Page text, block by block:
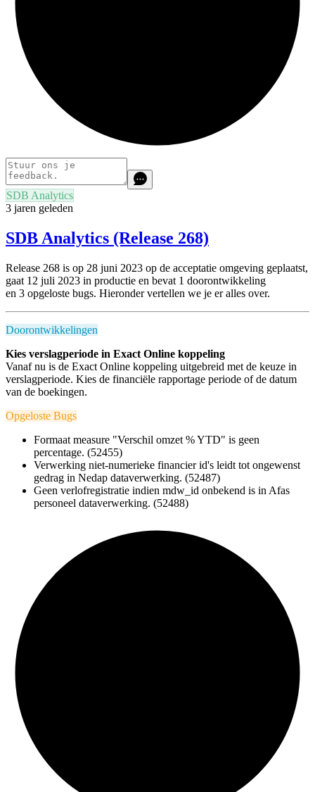
SDB Analytics
3 jaren geleden
SDB Analytics (Release 268)
Release 268 is op 28 juni 2023 op de acceptatie omgeving geplaatst,
gaat 12 juli 2023 in productie en bevat 1 doorontwikkeling
en 3 opgeloste bugs. Hieronder vertellen we je er alles over.
Doorontwikkelingen
Kies verslagperiode in Exact Online koppeling
Vanaf nu is de Exact Online koppeling uitgebreid met de keuze in
verslagperiode. Kies de financiële rapportage periode of de datum
van de boekingen.
Opgeloste Bugs
Formaat measure "Verschil omzet % YTD" is geen
percentage. (52455)
Verwerking niet-numerieke financier id's leidt tot ongewenst
gedrag in Nedap dataverwerking. (52487)
Geen verlofregistratie indien mdw_id onbekend is in Afas
personeel dataverwerking. (52488)